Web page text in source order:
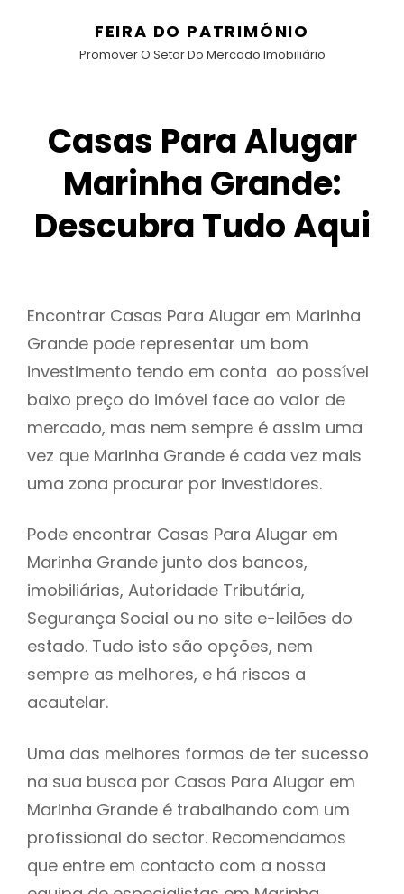
FEIRA DO PATRIMÓNIO
Promover O Setor Do Mercado Imobiliário
Casas Para Alugar
Marinha Grande:
Descubra Tudo Aqui
Encontrar Casas Para Alugar em Marinha
Grande pode representar um bom
investimento tendo em conta ao possível
baixo preço do imóvel face ao valor de
mercado, mas nem sempre é assim uma
vez que Marinha Grande é cada vez mais
uma zona procurar por investidores.
Pode encontrar Casas Para Alugar em
Marinha Grande junto dos bancos,
imobiliárias, Autoridade Tributária,
Segurança Social ou no site e-leilões do
estado. Tudo isto são opções, nem
sempre as melhores, e há riscos a
acautelar.
Uma das melhores formas de ter sucesso
na sua busca por Casas Para Alugar em
Marinha Grande é trabalhando com um
profissional do sector. Recomendamos
que entre em contacto com a nossa